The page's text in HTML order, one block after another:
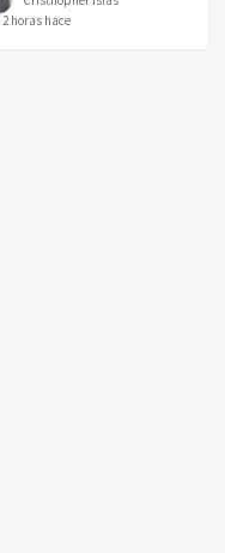
2 horas hace